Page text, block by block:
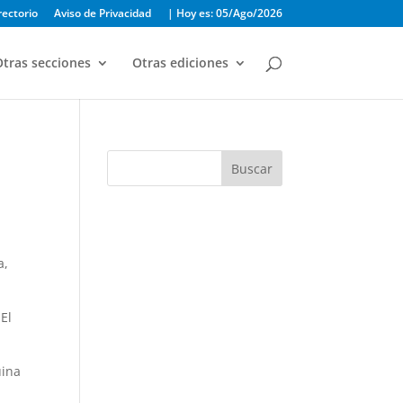
Aviso de Privacidad | Hoy es: 05/Ago/2026
secciones Otras ediciones
Buscar